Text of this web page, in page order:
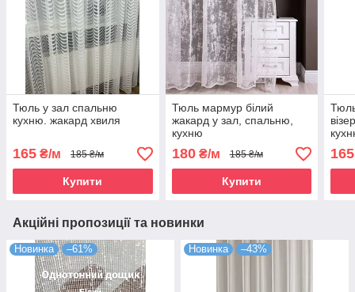
Тюль у зал спальню
кухню. жакард хвиля
165 ₴/м 185 ₴/м
Купити
Тюль мармур білий
жакард у зал, спальню,
кухню
180₴/м 185 ₴/м
Купити
165
Акційні пропозиції та новинки
Новинка –61% Новинка –43%